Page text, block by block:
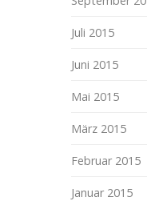
Juli 2015
Juni 2015
Mai 2015
März 2015
Februar 2015
Januar 2015